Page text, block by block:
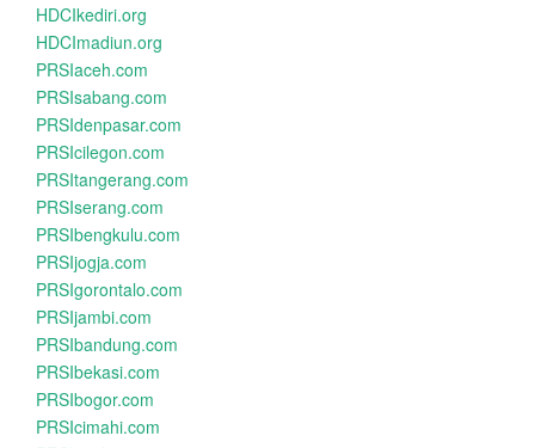
HDCIkediri.org
HDCImadiun.org
PRSIaceh.com
PRSIsabang.com
PRSIdenpasar.com
PRSIcilegon.com
PRSItangerang.com
PRSIserang.com
PRSIbengkulu.com
PRSIjogja.com
PRSIgorontalo.com
PRSIjambi.com
PRSIbandung.com
PRSIbekasi.com
PRSIbogor.com
PRSIcimahi.com